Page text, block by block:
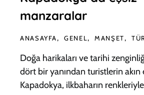
manzaralar
ANASAYFA GENEL MANŞET
Doğa harikaları ve tarihi
dört bir yanından turistlerin akın
Kapadokya, ilkbaharın